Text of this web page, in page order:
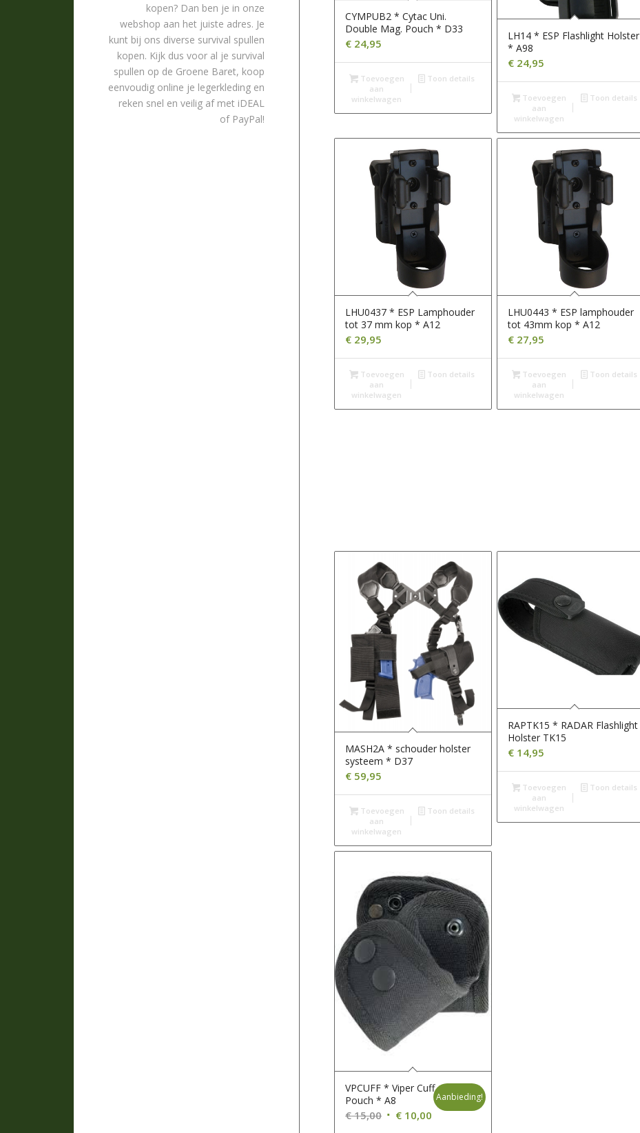
CYMPUB2 * Cytac Uni.
Double Mag. Pouch * D33
€ 24,95
Toevoegen
aan
winkelwagen
Toon details
LH14 * ESP Flashlight Holster
* A98
€24,95
Toevoegen
aan
winkelwagen
Toon details
LHU0437 * ESP Lamphouder
tot 37 mm kop * A12
€ 29,95
Toevoegen
aan
winkelwagen
Toon details
LHU0443 * ESP lamphouder
tot 43mm kop * A12
€27,95
Toevoegen
aan
winkelwagen
Toon details
MASH2A * schouder holster
systeem * D37
€ 59,95
Toevoegen
aan
winkelwagen
Toon details
RAPTK15 * RADAR Flashlight
Holster TK15
€14,95
Toevoegen
aan
winkelwagen
Toon details
VPCUFF * Viper Cuff
Pouch * A8
€15,00 Oorspronkelijke
€ 10,00 Huidige
Aanbieding!
kopen? Dan ben je in onze
webshop aan het juiste adres. Je
kunt bij ons diverse survival spullen
kopen. Kijk dus voor al je survival
spullen op de Groene Baret, koop
eenvoudig online je legerkleding en
reken snel en veilig af met iDEAL
of PayPal!